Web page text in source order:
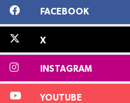
FACEBOOK
X
INSTAGRAM
YOUTUBE